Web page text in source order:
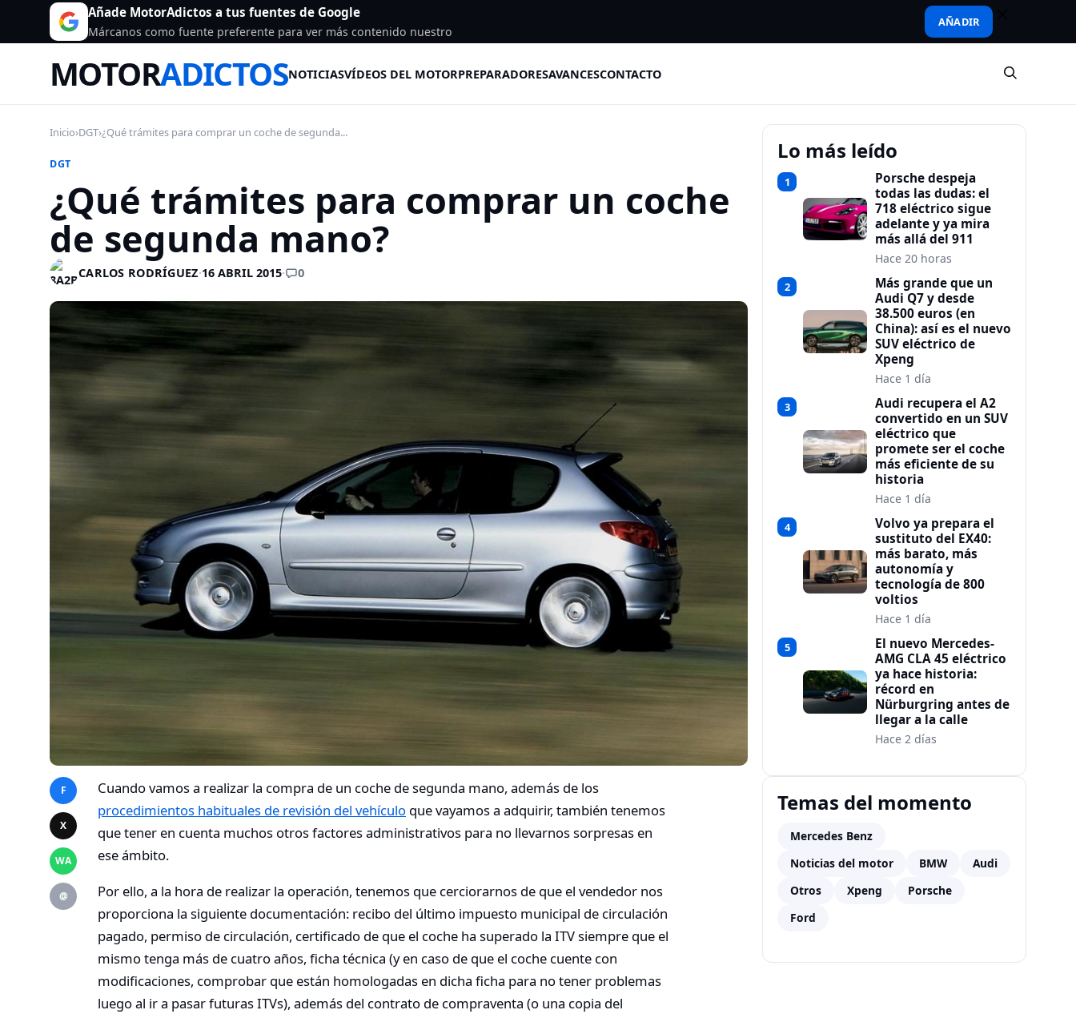
Añade MotorAdictos a tus fuentes de Google
Márcanos como fuente preferente para ver más contenido nuestro
AÑADIR
MOTORADICTOSNOTICIASVÍDEOS DEL MOTORPREPARADORESAVANCESCONTACTO
Inicio›DGT›¿Qué trámites para comprar un coche de segunda...
DGT
¿Qué trámites para comprar un coche
de segunda mano?
CARLOS RODRÍGUEZ·16 ABRIL 2015· 0
F
X
WA
@
Cuando vamos a realizar la compra de un coche de segunda mano, además de los
procedimientos habituales de revisión del vehículo que vayamos a adquirir, también tenemos
que tener en cuenta muchos otros factores administrativos para no llevarnos sorpresas en
ese ámbito.
Por ello, a la hora de realizar la operación, tenemos que cerciorarnos de que el vendedor nos
proporciona la siguiente documentación: recibo del último impuesto municipal de circulación
pagado, permiso de circulación, certificado de que el coche ha superado la ITV siempre que el
mismo tenga más de cuatro años, ficha técnica (y en caso de que el coche cuente con
modificaciones, comprobar que están homologadas en dicha ficha para no tener problemas
luego al ir a pasar futuras ITVs), además del contrato de compraventa (o una copia del
Lo más leído
1
Porsche despeja
todas las dudas: el
718 eléctrico sigue
adelante y ya mira
más allá del 911
Hace 20 horas
2
Más grande que un
Audi Q7 y desde
38.500 euros (en
China): así es el nuevo
SUV eléctrico de
Xpeng
Hace 1 día
3
Audi recupera el A2
convertido en un SUV
eléctrico que
promete ser el coche
más eficiente de su
historia
Hace 1 día
4
Volvo ya prepara el
sustituto del EX40:
más barato, más
autonomía y
tecnología de 800
voltios
Hace 1 día
5
El nuevo Mercedes-
AMG CLA 45 eléctrico
ya hace historia:
récord en
Nürburgring antes de
llegar a la calle
Hace 2 días
Temas del momento
Mercedes Benz
Noticias del motor
BMW
Audi
Otros
Xpeng
Porsche
Ford